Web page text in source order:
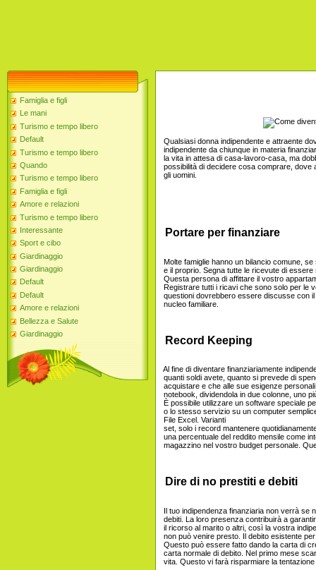
Famiglia e figli
Le mani
Turismo e tempo libero
Default
Turismo e tempo libero
Quando
Turismo e tempo libero
Famiglia e figli
Amore e relazioni
Turismo e tempo libero
Interessante
Sport e cibo
Giardinaggio
Giardinaggio
Default
Default
Amore e relazioni
Bellezza e Salute
Giardinaggio
Qualsiasi donna indipendente e attraente
indipendente da chiunque in materia
la vita in attesa di casa-lavoro-casa, ma
possibilità di decidere cosa comprare, dove
gli uomini.
Portare per finanziare
Molte famiglie hanno un bilancio comune,
e il proprio. Segna tutte le ricevute di
Questa persona di affittare il vostro
Registrare tutti i ricavi che sono solo per le
questioni dovrebbero essere discusse con
nucleo familiare.
Record Keeping
Al fine di diventare finanziariamente
quanti soldi avete, quanto si prevede di
acquistare e che alle sue esigenze
notebook, dividendola in due colonne, uno
È possibile utilizzare un software speciale
o lo stesso servizio su un computer
File Excel. Varianti
set, solo i record mantenere
una percentuale del reddito mensile come
magazzino nel vostro budget personale.
Dire di no prestiti e debiti
Il tuo indipendenza finanziaria non verrà se
debiti. La loro presenza contribuirà a
il ricorso al marito o altri, così la vostra
non può venire presto. Il debito esistente
Questo può essere fatto dando la carta di
carta normale di debito. Nel primo mese
vita. Questo vi farà risparmiare la